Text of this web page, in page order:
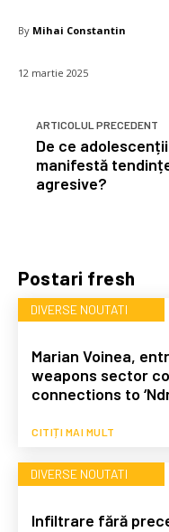
Postari fresh
DIVERSE NOUTATI
Marian Voinea,
weapons sector
connections to
CITIȚI MAI MULT
DIVERSE NOUTATI
Infiltrare fără
By Mihai Constantin
12 martie 2025
ARTICOLUL PRECEDENT
De ce adolescenții
manifestă
agresive?